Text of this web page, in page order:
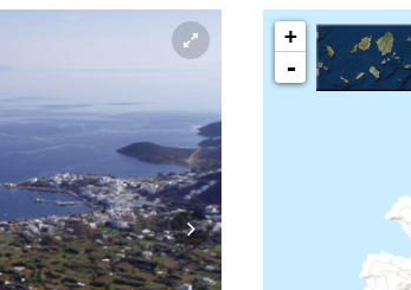
+
-